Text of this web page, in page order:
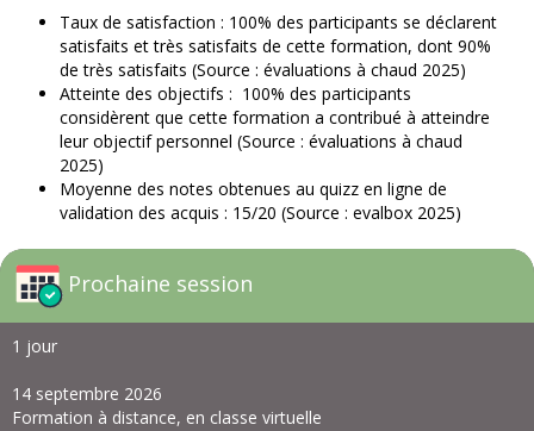
Taux de satisfaction : 100% des participants se déclarent
satisfaits et très satisfaits de cette formation, dont 90%
de très satisfaits (Source : évaluations à chaud 2025)
Atteinte des objectifs : 100% des participants
considèrent que cette formation a contribué à atteindre
leur objectif personnel (Source : évaluations à chaud
2025)
Moyenne des notes obtenues au quizz en ligne de
validation des acquis : 15/20 (Source : evalbox 2025)
Prochaine session
1 jour
14 septembre 2026
Formation à distance, en classe virtuelle